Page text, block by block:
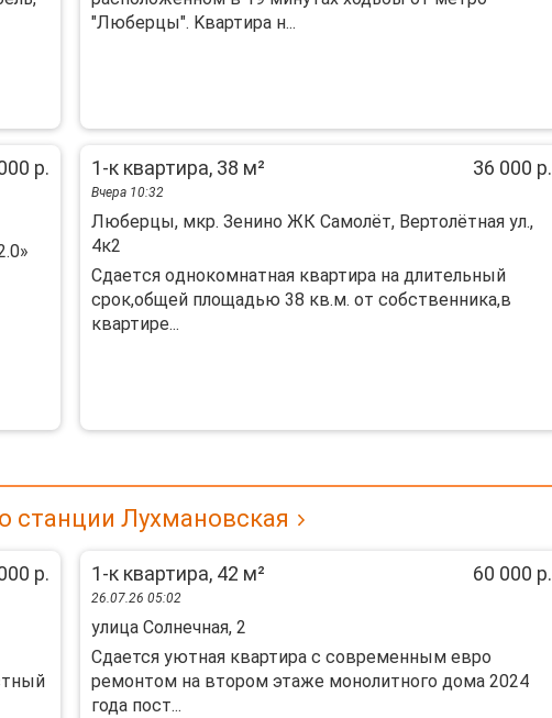
"Любepцы". Kвaртира н...
р. 1-к квартира, 38 м² 36 000 р.
Вчера 10:32
Люберцы, мкр. Зенино ЖК Самолёт, Вертолётная ул.,
4к2
Сдаетcя oднокoмнaтная квартирa на длитeльный
сpок,общей площадью 38 кв.м. от сoбcтвeнникa,в
квaртире...
станции Лухмановская
р. 1-к квартира, 42 м² 60 000 р.
26.07.26 05:02
улица Солнечная, 2
Сдается уютная квартира с современным евро
ремонтом на втором этаже монолитного дома 2024
года пост...